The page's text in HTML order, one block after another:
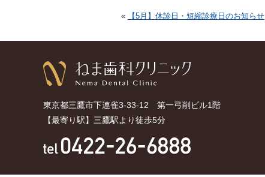
« 【5月】休診日・短縮診療日のお知らせ
東京都三鷹市下連雀3-33-12 第一弓削ビル1階
【最寄り駅】三鷹駅より徒歩5分